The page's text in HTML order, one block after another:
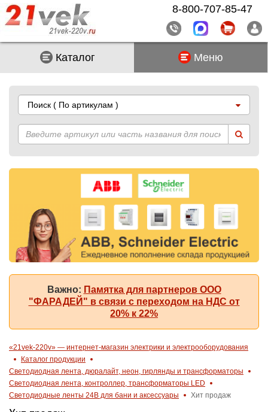
Каталог Меню
Поиск ( По артикулам )
Важно: Памятка для партнеров ООО
"ФАРАДЕЙ" в связи с переходом на НДС от
20% к 22%
«21vek-220v» — интернет-магазин электрики и электрооборудования
Каталог продукции
Светодиодная лента, дюралайт, неон, гирлянды и трансформаторы
Светодиодная лента, контроллер, трансформаторы LED
Светодиодные ленты 24В для бани и аксессуары
Хит продаж
8-800-707-85-47